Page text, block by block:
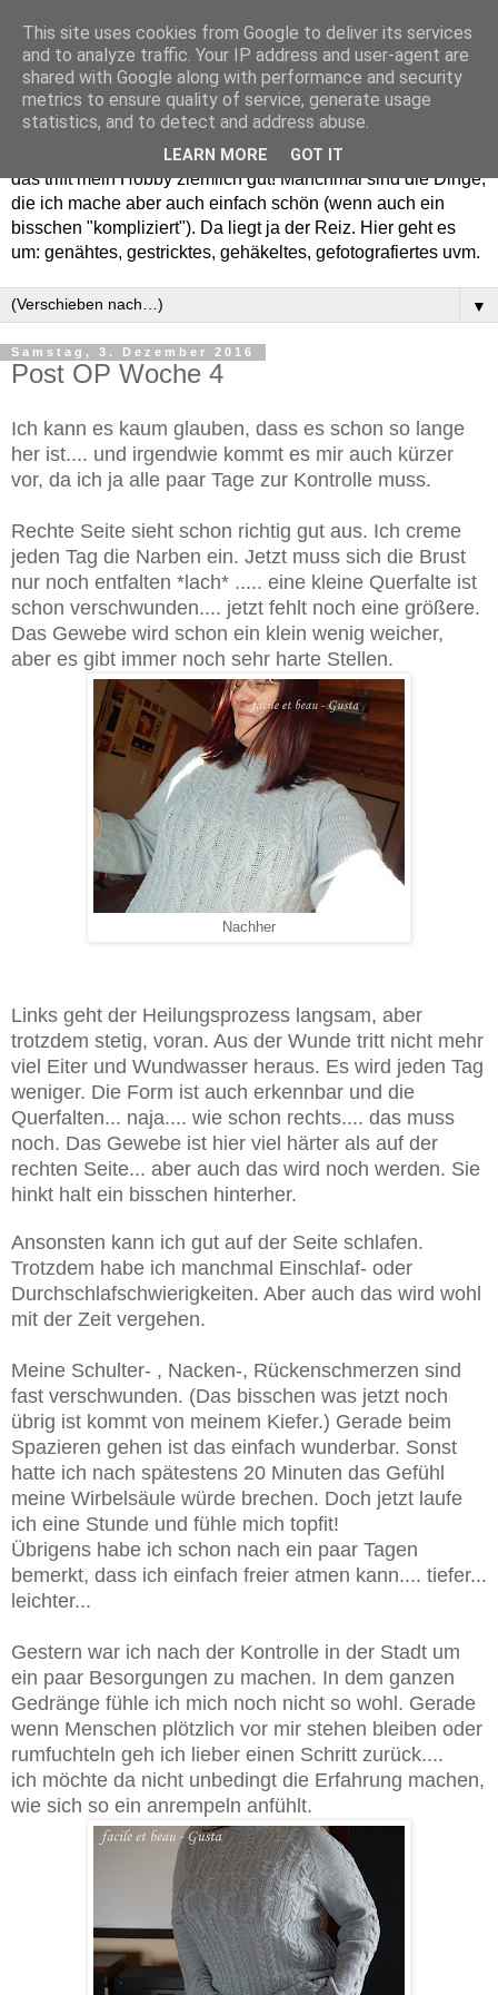
Willkommen in meinem "Wohnzimmer". Einfach und schön -
das trifft mein Hobby ziemlich gut! Manchmal sind die Dinge,
die ich mache aber auch einfach schön (wenn auch ein
bisschen "kompliziert"). Da liegt ja der Reiz. Hier geht es
um: genähtes, gestricktes, gehäkeltes, gefotografiertes uvm.
▼
Samstag, 3. Dezember 2016
Post OP Woche 4
Ich kann es kaum glauben, dass es schon so lange
her ist.... und irgendwie kommt es mir auch kürzer
vor, da ich ja alle paar Tage zur Kontrolle muss.
Rechte Seite sieht schon richtig gut aus. Ich creme
jeden Tag die Narben ein. Jetzt muss sich die Brust
nur noch entfalten *lach* ..... eine kleine Querfalte ist
schon verschwunden.... jetzt fehlt noch eine größere.
Das Gewebe wird schon ein klein wenig weicher,
aber es gibt immer noch sehr harte Stellen.
Nachher
Links geht der Heilungsprozess langsam, aber
trotzdem stetig, voran. Aus der Wunde tritt nicht mehr
viel Eiter und Wundwasser heraus. Es wird jeden Tag
weniger. Die Form ist auch erkennbar und die
Querfalten... naja.... wie schon rechts.... das muss
noch. Das Gewebe ist hier viel härter als auf der
rechten Seite... aber auch das wird noch werden. Sie
hinkt halt ein bisschen hinterher.
Ansonsten kann ich gut auf der Seite schlafen.
Trotzdem habe ich manchmal Einschlaf- oder
Durchschlafschwierigkeiten. Aber auch das wird wohl
mit der Zeit vergehen.
Meine Schulter- , Nacken-, Rückenschmerzen sind
fast verschwunden. (Das bisschen was jetzt noch
übrig ist kommt von meinem Kiefer.) Gerade beim
Spazieren gehen ist das einfach wunderbar. Sonst
hatte ich nach spätestens 20 Minuten das Gefühl
meine Wirbelsäule würde brechen. Doch jetzt laufe
ich eine Stunde und fühle mich topfit!
Übrigens habe ich schon nach ein paar Tagen
bemerkt, dass ich einfach freier atmen kann.... tiefer...
leichter...
Gestern war ich nach der Kontrolle in der Stadt um
ein paar Besorgungen zu machen. In dem ganzen
Gedränge fühle ich mich noch nicht so wohl. Gerade
wenn Menschen plötzlich vor mir stehen bleiben oder
rumfuchteln geh ich lieber einen Schritt zurück....
ich möchte da nicht unbedingt die Erfahrung machen,
wie sich so ein anrempeln anfühlt.
This site uses cookies from Google to deliver its services
and to analyze traffic. Your IP address and user-agent are
shared with Google along with performance and security
metrics to ensure quality of service, generate usage
statistics, and to detect and address abuse.
LEARN MORE GOT IT